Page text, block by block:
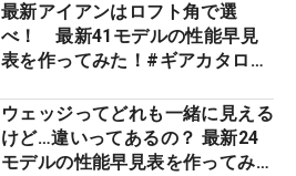
最新アイアンはロフト角で選
べ！ 最新41モデルの性能早見
表を作ってみた！#ギアカタログ
ウェッジってどれも一緒に見える
けど…違いってあるの？ 最新24
モデルの性能早見表を作ってみ